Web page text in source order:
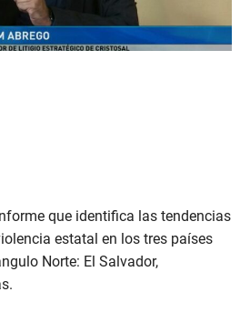
que identifica las tendencias
estatal en los tres países
Norte: El Salvador,